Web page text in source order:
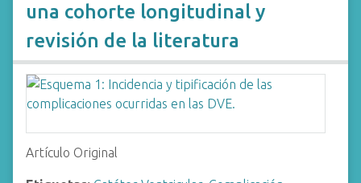
una cohorte longitudinal y
revisión de la literatura
Artículo Original